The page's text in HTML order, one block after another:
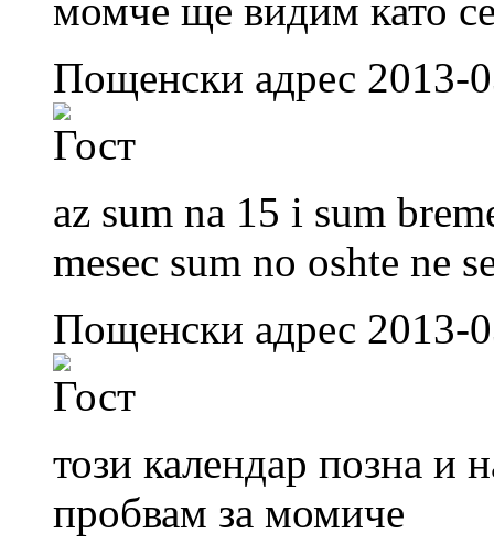
момче ще видим като
Пощенски адрес 2013-
az sum na 15 i sum
mesec sum no oshte ne
Пощенски адрес 2013-
този календар позна и
пробвам за момиче